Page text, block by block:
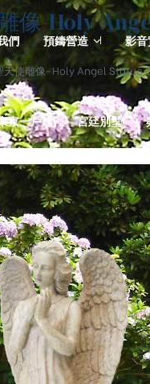
們 預鑄營造 影
京一戶建 宮廷別墅
像-Holy
使雕像-Holy Angel Statue